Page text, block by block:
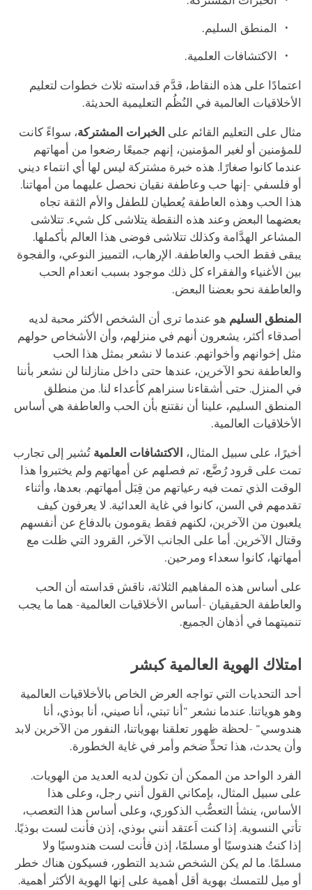
المنطق السليم.
الاكتشافات العلمية.
اعتمادًا على هذه النقاط، قدَّم قداسته ثلاث خطوات لتعليم
الأخلاقيات العالمية في النُظُم التعليمية الحديثة.
مثال على التعليم القائم على الخبرات المشتركة، سواءً كانت
للمؤمنين أو لغير المؤمنين، إنهم جميعًا رضعوا من أمهاتهم
عندما كانوا صغارًا. هذه خبرة مشتركة ليس لها أي انتماء ديني
أو فلسفي -إنها حب وعاطفة نقيان نحصل عليهما من أمهاتنا.
هذا الحب وهذه العاطفة يُعطيان للطفل والأم الثقة تجاه
بعضهما البعض وعند هذه النقطة يتلاشى كل شيء. تتلاشى
المشاعر الهدَّامة وكذلك تتلاشى فوضى هذا العالم بأكملها.
يبقى فقط الحب والعاطفة. الإرهاب، التمييز النوعي، والفجوة
بين الأغنياء والفقراء كل ذلك موجود بسبب انعدام الحب
والعاطفة نحو بعضنا البعض.
المنطق السليم هو عندما ترى أن الشخص الأكثر محبة لديه
أصدقاء أكثر، يشعرون أنهم في منزلهم، وأن الأشخاص حولهم
مثل إخوانهم وأخواتهم. عندما لا نشعر بمثل هذا الحب
والعاطفة نحو الآخرين، عندها حتى داخل منازلنا لن نشعر بأننا
في المنزل. حتى أشقاءنا سنراهم كأعداء لنا. من منطلق
المنطق السليم، علينا أن نقتنع بأن الحب والعاطفة هي أساس
الأخلاقيات العالمية.
أخيرًا، على سبيل المثال، الاكتشافات العلمية تُشير إلى تجارب
تمت على قرود رُضَّع، تم فصلهم عن أمهاتهم ولم يختبروا هذا
الوقت الذي تمت فيه رعياتهم من قِبَل أمهاتهم. بعدها، وأثناء
تقدمهم في السن، كانوا في غاية العدائية. لا يعرفون كيف
يلعبون من الآخرين، لكنهم فقط يقومون بالدفاع عن أنفسهم
وقتال الآخرين. أما على الجانب الآخر، القرود التي ظلت مع
أمهاتها، كانوا سعداء ومرحين.
على أساس هذه المفاهيم الثلاثة، ناقش قداسته أن الحب
والعاطفة الحقيقيان -أساس الأخلاقيات العالمية- هما ما يجب
تنميتهما في أذهان الجميع.
امتلاك الهوية العالمية كبشر
أحد التحديات التي تواجه العرض الخاص بالأخلاقيات العالمية
وهو هوياتنا. عندما نشعر "أنا تبتي، أنا صيني، أنا بوذي، أنا
هندوسي" -لحظة ظهور تعلقنا بهوياتنا، النفور من الآخرين لابد
وأن يحدث، هذا تحدٍّ ضخم وأمر في غاية الخطورة.
الفرد الواحد من الممكن أن تكون لديه العديد من الهويات.
على سبيل المثال، بإمكاني القول أنني رجل، وعلى هذا
الأساس، ينشأ التعصُّب الذكوري، وعلى أساس هذا التعصب،
تأتي النسوية. إذا كنت اَعتقد أنني بوذي، إذن فأنت لست بوذيًا.
إذا كنتُ هندوسيًا أو مسلمًا، إذن فأنت لست هندوسيًا ولا
مسلمًا. ما لم يكن الشخص شديد التطور، فسيكون هناك خطر
أو ميل للتمسك بهوية أقل أهمية على إنها الهوية الأكثر أهمية.